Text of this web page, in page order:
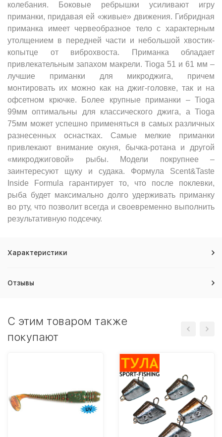
колебания. Боковые ребрышки усиливают игру
приманки, придавая ей «живые» движения. Гибридная
приманка имеет червеобразное тело с характерным
утолщением в передней части и небольшой хвостик-
копытце от виброхвоста. Приманка обладает
привлекательным запахом макрели. Tioga 51 и 61 мм –
лучшие приманки для микроджига, причем
монтировать их можно как на джиг-головке, так и на
офсетном крючке. Более крупные приманки – Tioga
99мм оптимальны для классического джига, а Tioga
75мм может успешно применяться в самых различных
разнесенных оснастках. Самые мелкие приманки
привлекают внимание окуня, бычка-ротана и другой
«микроджиговой» рыбы. Модели покрупнее –
заинтересуют щуку и судака. Формула Scent&Taste
Inside Formula гарантирует то, что после поклевки,
рыба будет максимально долго удерживать приманку
во рту, что позволит всегда и своевременно выполнить
результативную подсечку.
Характеристики
Отзывы
C этим товаром также
покупают